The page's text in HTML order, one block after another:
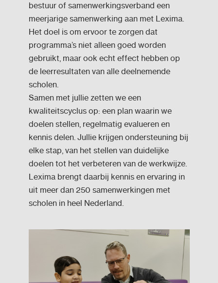
bestuur of samenwerkingsverband een
meerjarige samenwerking aan met Lexima.
Het doel is om ervoor te zorgen dat
programma’s niet alleen goed worden
gebruikt, maar ook echt effect hebben op
de leerresultaten van alle deelnemende
scholen.
Samen met jullie zetten we een
kwaliteitscyclus op: een plan waarin we
doelen stellen, regelmatig evalueren en
kennis delen. Jullie krijgen ondersteuning bij
elke stap, van het stellen van duidelijke
doelen tot het verbeteren van de werkwijze.
Lexima brengt daarbij kennis en ervaring in
uit meer dan 250 samenwerkingen met
scholen in heel Nederland.